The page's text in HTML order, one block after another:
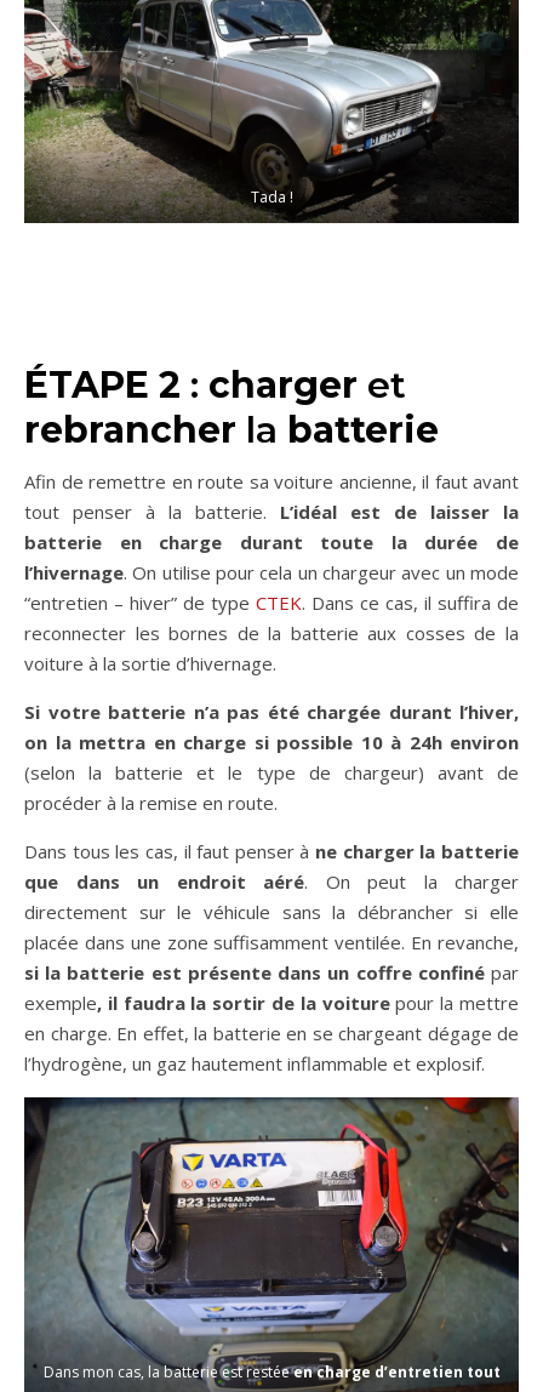
Tada !
ÉTAPE 2 : charger et
rebrancher la batterie
Afin de remettre en route sa voiture ancienne, il faut avant
tout penser à la batterie. L’idéal est de laisser la
batterie en charge durant toute la durée de
l’hivernage. On utilise pour cela un chargeur avec un mode
“entretien – hiver” de type CTEK. Dans ce cas, il suffira de
reconnecter les bornes de la batterie aux cosses de la
voiture à la sortie d’hivernage.
Si votre batterie n’a pas été chargée durant l’hiver,
on la mettra en charge si possible 10 à 24h environ
(selon la batterie et le type de chargeur) avant de
procéder à la remise en route.
Dans tous les cas, il faut penser à ne charger la batterie
que dans un endroit aéré. On peut la charger
directement sur le véhicule sans la débrancher si elle
placée dans une zone suffisamment ventilée. En revanche,
si la batterie est présente dans un coffre confiné par
exemple, il faudra la sortir de la voiturepour la mettre
en charge. En effet, la batterie en se chargeant dégage de
l’hydrogène, un gaz hautement inflammable et explosif.
Dans mon cas, la batterie est restéeen charge d’entretien tout